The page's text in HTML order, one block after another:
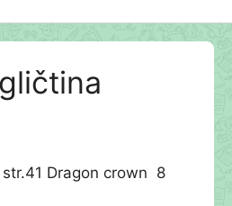
Dragon crown 8